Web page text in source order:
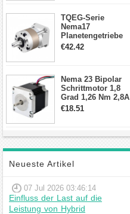
TQEG-Serie
Nema17
Planetengetriebe
10:1 Spiel 15Arc-
€42.42
Nema 23 Bipolar
Schrittmotor 1,8
Grad 1,26 Nm 2,8A
2,5V 4 Drähte
€18.51
Neueste Artikel
07 Jul 2026 03:46:14
Einfluss der Last auf die
Leistung von Hybrid